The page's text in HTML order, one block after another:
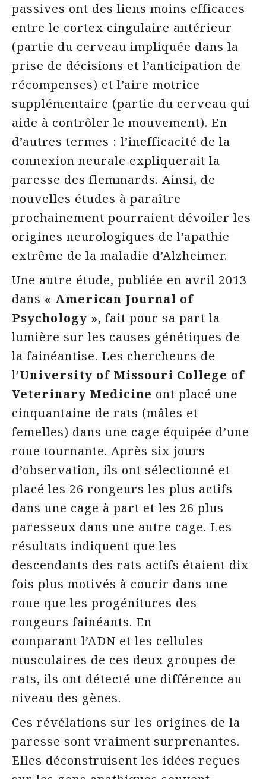
passives ont des liens moins efficaces
entre le cortex cingulaire antérieur
(partie du cerveau impliquée dans la
prise de décisions et l’anticipation de
récompenses) et l’aire motrice
supplémentaire (partie du cerveau qui
aide à contrôler le mouvement). En
d’autres termes : l’inefficacité de la
connexion neurale expliquerait la
paresse des flemmards. Ainsi, de
nouvelles études à paraître
prochainement pourraient dévoiler les
origines neurologiques de l’apathie
extrême de la maladie d’Alzheimer.
Une autre étude, publiée en avril 2013
dans « American Journal of
Psychology », fait pour sa part la
lumière sur les causes génétiques de
la fainéantise. Les chercheurs de
l’University of Missouri College of
Veterinary Medicine ont placé une
cinquantaine de rats (mâles et
femelles) dans une cage équipée d’une
roue tournante. Après six jours
d’observation, ils ont sélectionné et
placé les 26 rongeurs les plus actifs
dans une cage à part et les 26 plus
paresseux dans une autre cage. Les
résultats indiquent que les
descendants des rats actifs étaient dix
fois plus motivés à courir dans une
roue que les progénitures des
rongeurs fainéants. En
comparant l’ADN et les cellules
musculaires de ces deux groupes de
rats, ils ont détecté une différence au
niveau des gènes.
Ces révélations sur les origines de la
paresse sont vraiment surprenantes.
Elles déconstruisent les idées reçues